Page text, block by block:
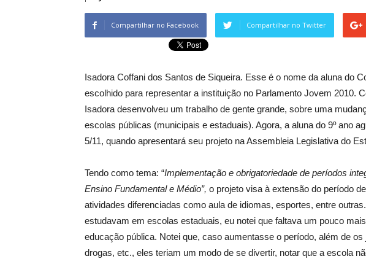
Compartilhar no Facebook Compartilhar no Twitter
Isadora Coffani dos Santos de Siqueira. Esse é o nome da aluna do
escolhido para representar a instituição no Parlamento Jovem 2010.
Isadora desenvolveu um trabalho de gente grande, sobre uma
escolas públicas (municipais e estaduais). Agora, a aluna do 9º ano
5/11, quando apresentará seu projeto na Assembleia Legislativa do
Tendo como tema: “Implementação e obrigatoriedade de períodos
Ensino Fundamental e Médio”, o projeto visa à extensão do período
atividades diferenciadas como aula de idiomas, esportes, entre
estudavam em escolas estaduais, eu notei que faltava um pouco
educação pública. Notei que, caso aumentasse o período, além de
drogas, etc., eles teriam um modo de se divertir, notar que a escola